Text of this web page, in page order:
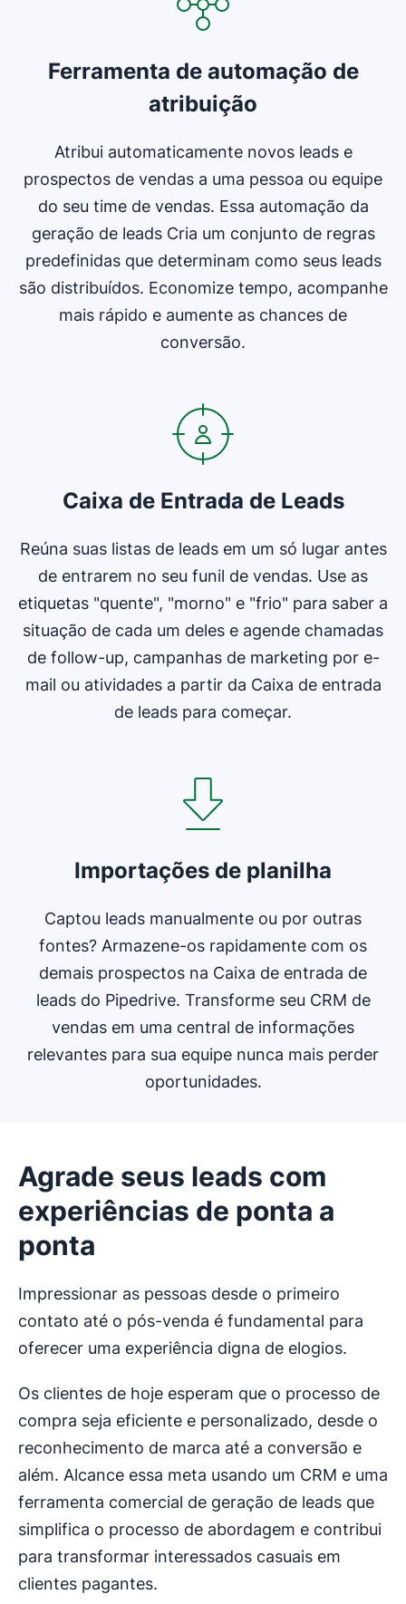
Ferramenta de automação de
atribuição
Atribui automaticamente novos leads e
prospectos de vendas a uma pessoa ou equipe
do seu time de vendas. Essa automação da
geração de leads Cria um conjunto de regras
predefinidas que determinam como seus leads
são distribuídos. Economize tempo, acompanhe
mais rápido e aumente as chances de
conversão.
Caixa de Entrada de Leads
Reúna suas listas de leads em um só lugar antes
de entrarem no seu funil de vendas. Use as
etiquetas "quente", "morno" e "frio" para saber a
situação de cada um deles e agende chamadas
de follow-up, campanhas de marketing por e-
mail ou atividades a partir da Caixa de entrada
de leads para começar.
Importações de planilha
Captou leads manualmente ou por outras
fontes? Armazene-os rapidamente com os
demais prospectos na Caixa de entrada de
leads do Pipedrive. Transforme seu CRM de
vendas em uma central de informações
relevantes para sua equipe nunca mais perder
oportunidades.
Agrade seus leads com
experiências de ponta a
ponta
Impressionar as pessoas desde o primeiro
contato até o pós-venda é fundamental para
oferecer uma experiência digna de elogios.
Os clientes de hoje esperam que o processo de
compra seja eficiente e personalizado, desde o
reconhecimento de marca até a conversão e
além. Alcance essa meta usando um CRM e uma
ferramenta comercial de geração de leads que
simplifica o processo de abordagem e contribui
para transformar interessados casuais em
clientes pagantes.